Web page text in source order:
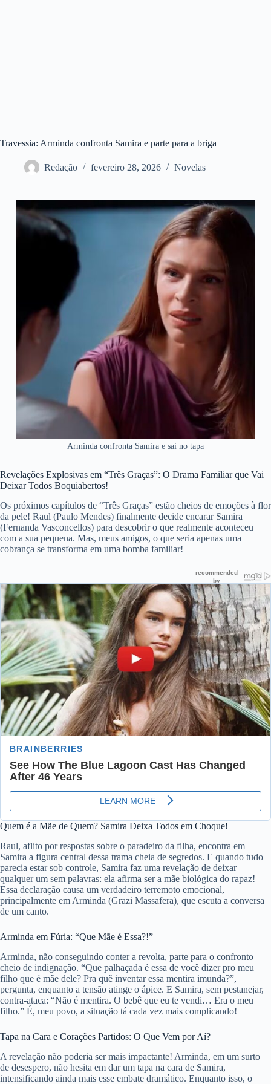
Travessia: Arminda confronta Samira e parte para a briga
Redação fevereiro 28, 2026 Novelas
Arminda confronta Samira e sai no tapa
Revelações Explosivas em “Três Graças”: O Drama Familiar que Vai
Deixar Todos Boquiabertos!
Os próximos capítulos de “Três Graças” estão cheios de emoções à flor
da pele! Raul (Paulo Mendes) finalmente decide encarar Samira
(Fernanda Vasconcellos) para descobrir o que realmente aconteceu
com a sua pequena. Mas, meus amigos, o que seria apenas uma
cobrança se transforma em uma bomba familiar!
Quem é a Mãe de Quem? Samira Deixa Todos em Choque!
Raul, aflito por respostas sobre o paradeiro da filha, encontra em
Samira a figura central dessa trama cheia de segredos. E quando tudo
parecia estar sob controle, Samira faz uma revelação de deixar
qualquer um sem palavras: ela afirma ser a mãe biológica do rapaz!
Essa declaração causa um verdadeiro terremoto emocional,
principalmente em Arminda (Grazi Massafera), que escuta a conversa
de um canto.
Arminda em Fúria: “Que Mãe é Essa?!”
Arminda, não conseguindo conter a revolta, parte para o confronto
cheio de indignação. “Que palhaçada é essa de você dizer pro meu
filho que é mãe dele? Pra quê inventar essa mentira imunda?”,
pergunta, enquanto a tensão atinge o ápice. E Samira, sem pestanejar,
contra-ataca: “Não é mentira. O bebê que eu te vendi… Era o meu
filho.” É, meu povo, a situação tá cada vez mais complicando!
Tapa na Cara e Corações Partidos: O Que Vem por Aí?
A revelação não poderia ser mais impactante! Arminda, em um surto
de desespero, não hesita em dar um tapa na cara de Samira,
intensificando ainda mais esse embate dramático. Enquanto isso, o